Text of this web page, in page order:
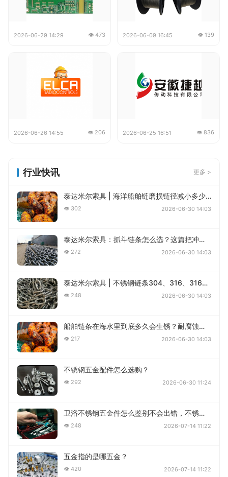
2026-06-29 14:29 👁 473 2026-06-09 16:45 👁 139
2026-06-26 14:55 👁 206 2026-06-25 16:51 👁 836
行业快讯 更多 >
泰达米尔索具 | 海洋船舶链磨损链径减小多少必须更换？
👁 302 2026-06-30 14:03
泰达米尔索具：抓斗链条怎么选？这篇把冲击系数、耐磨性、不锈钢都讲透了
👁 272 2026-06-30 14:03
泰达米尔索具 | 不锈钢链条304、316、316L哪个更耐腐蚀？一篇讲清楚
👁 248 2026-06-30 14:03
船舶链条在海水里到底多久会生锈？耐腐蚀性深度解答
👁 217 2026-06-30 14:03
不锈钢五金配件怎么选购？
👁 292 2026-06-30 11:24
卫浴不锈钢五金件怎么鉴别不会出错，不锈钢往往不好认？
👁 248 2026-07-14 11:22
五金指的是哪五金？
👁 420 2026-07-14 11:22